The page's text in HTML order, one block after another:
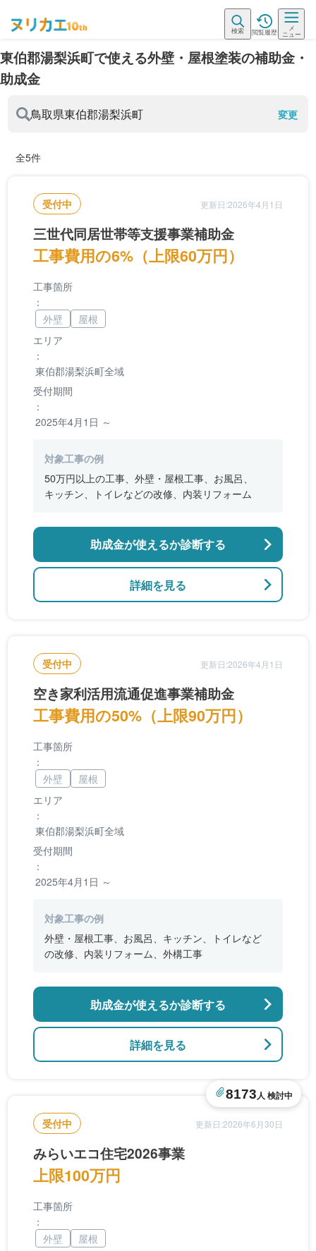
検索 閲覧履歴
メ
ニュー
東伯郡湯梨浜町で使える外壁・屋根塗装の補助金・
助成金
鳥取県東伯郡湯梨浜町 変更
全5件
受付中 更新日:2026年4月1日
三世代同居世帯等支援事業補助金
工事費用の6%（上限60万円）
エリア
：
東伯郡湯梨浜町全域
受付期間
：
2025年4月1日 ～
工事箇所
：
外壁
屋根
対象工事の例
50万円以上の工事、外壁・屋根工事、お風呂、
キッチン、トイレなどの改修、内装リフォーム
詳細を見る
助成金が使えるか診断する
受付中 更新日:2026年4月1日
空き家利活用流通促進事業補助金
工事費用の50%（上限90万円）
エリア
：
東伯郡湯梨浜町全域
受付期間
：
2025年4月1日 ～
工事箇所
：
外壁
屋根
対象工事の例
外壁・屋根工事、お風呂、キッチン、トイレなど
の改修、内装リフォーム、外構工事
詳細を見る
助成金が使えるか診断する
受付中 更新日:2026年6月30日
みらいエコ住宅2026事業
上限100万円
8173人 検討中
工事箇所
：
外壁
屋根